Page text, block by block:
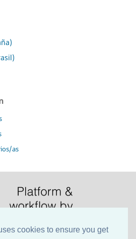
cookies to ensure you get
as